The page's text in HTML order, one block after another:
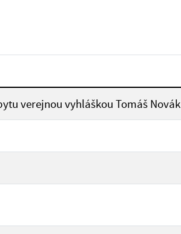
verejnou vyhláškou Tomáš Novák